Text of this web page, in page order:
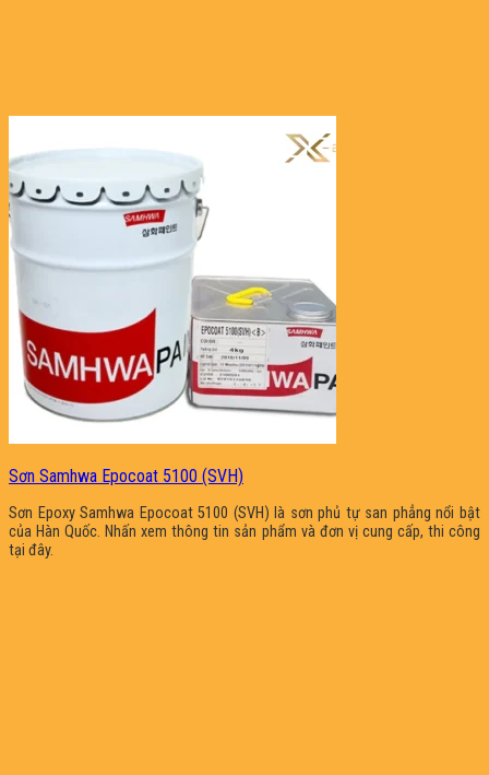
Sơn Samhwa Epocoat 5100 (SVH)
Sơn Epoxy Samhwa Epocoat 5100 (SVH) là sơn phủ tự san phẳng nổi bật
của Hàn Quốc. Nhấn xem thông tin sản phẩm và đơn vị cung cấp, thi công
tại đây.